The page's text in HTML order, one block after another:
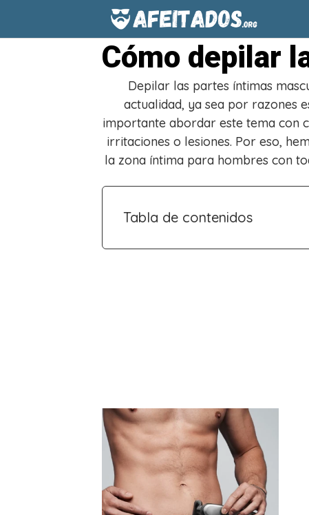
contenido
Cómo depilar
Depilar las partes íntimas
actualidad, ya sea por razones
importante abordar este tema con
irritaciones o lesiones. Por eso,
la zona íntima para hombres con
Tabla de contenidos